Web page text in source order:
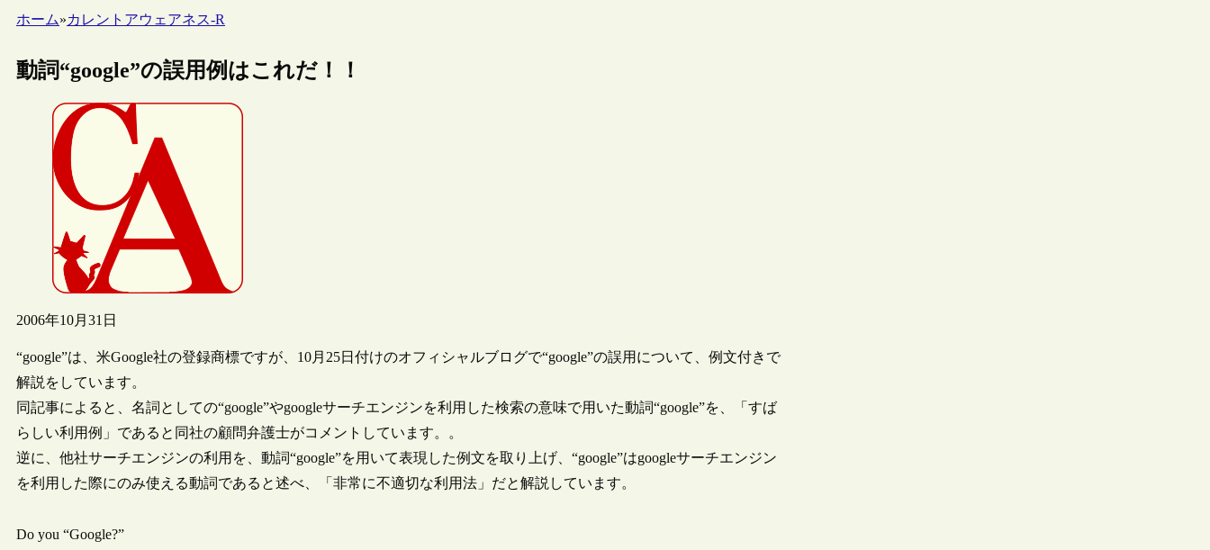
ホーム»カレントアウェアネス-R
動詞“google”の誤用例はこれだ！！
2006年10月31日
“google”は、米Google社の登録商標ですが、10月25日付けのオフィシャルブログで“google”の誤用について、例文付きで
解説をしています。
同記事によると、名詞としての“google”やgoogleサーチエンジンを利用した検索の意味で用いた動詞“google”を、「すば
らしい利用例」であると同社の顧問弁護士がコメントしています。。
逆に、他社サーチエンジンの利用を、動詞“google”を用いて表現した例文を取り上げ、“google”はgoogleサーチエンジン
を利用した際にのみ使える動詞であると述べ、「非常に不適切な利用法」だと解説しています。
Do you “Google?”